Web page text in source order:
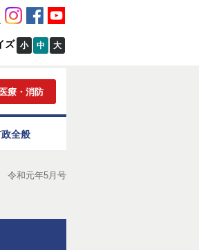
ズ 小 中 大
療・消防
全般
令和元年5月号